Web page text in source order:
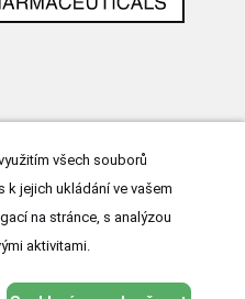
všech souborů
jejich ukládání ve vašem
na stránce, s analýzou
aktivitami.